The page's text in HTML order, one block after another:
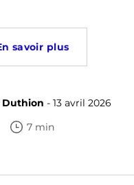
savoir plus
Duthion - 13 avril 2026
7 min